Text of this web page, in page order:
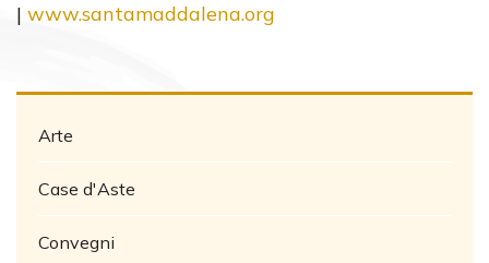
| www.santamaddalena.org
Arte
Case d'Aste
Convegni